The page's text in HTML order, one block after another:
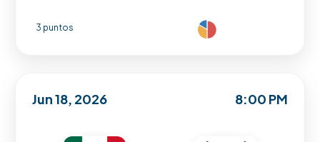
3 puntos
Jun 18, 2026 8:00 PM